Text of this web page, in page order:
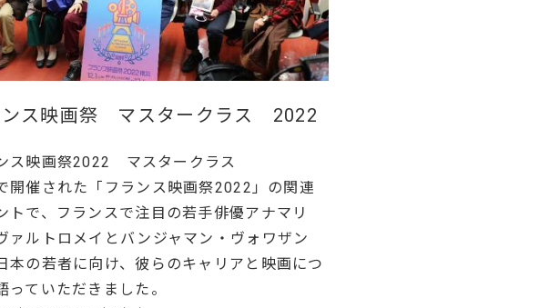
ンス映画祭 マスタークラス 2022
ス映画祭2022 マスタークラス
開催された「フランス映画祭2022」の関連
トで、フランスで注目の若手俳優アナマリ
ァルトロメイとバンジャマン・ヴォワザン
本の若者に向け、彼らのキャリアと映画につ
っていただきました。